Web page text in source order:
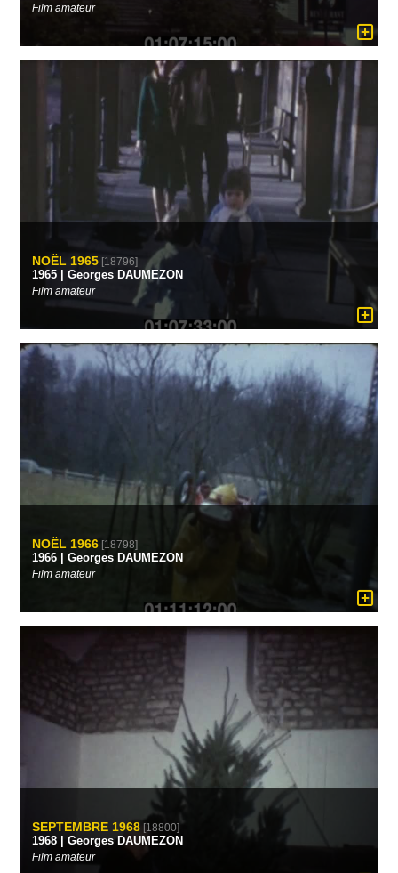
Film amateur
NOËL 1965[18796]
1965 | Georges DAUMEZON
Film amateur
NOËL 1966[18798]
1966 | Georges DAUMEZON
Film amateur
SEPTEMBRE 1968[18800]
1968 | Georges DAUMEZON
Film amateur